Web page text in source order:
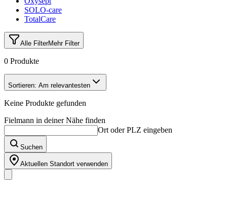
SOLO-care
TotalCare
Alle FilterMehr Filter
0 Produkte
Sortieren: Am relevantesten
Keine Produkte gefunden
Fielmann in deiner Nähe finden
Ort oder PLZ eingeben
Suchen
Aktuellen Standort verwenden